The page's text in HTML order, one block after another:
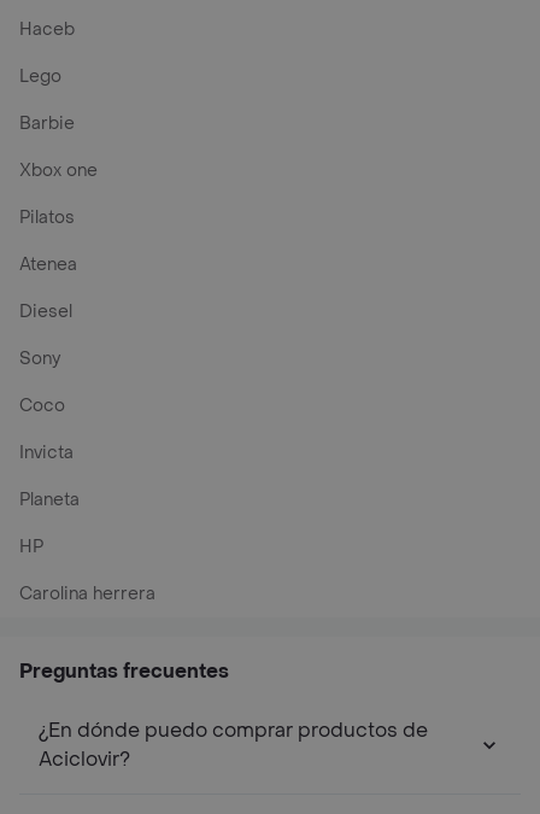
Haceb
Lego
Barbie
Xbox one
Pilatos
Atenea
Diesel
Sony
Coco
Invicta
Planeta
HP
Carolina herrera
Preguntas frecuentes
¿En dónde puedo comprar productos de
Aciclovir?